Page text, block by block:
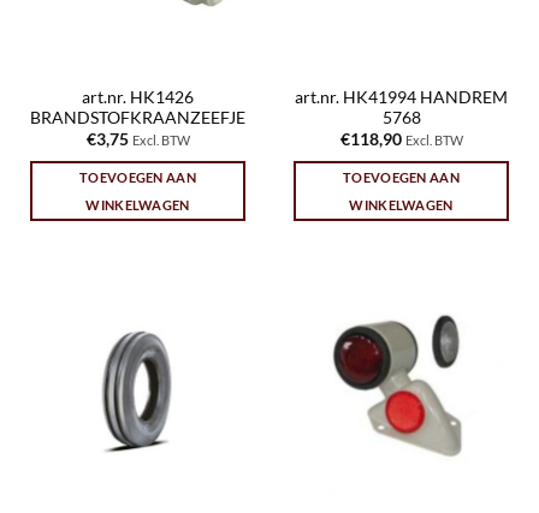
art.nr. HK1426
BRANDSTOFKRAANZEEFJE
€3,75 Excl. BTW
TOEVOEGEN AAN
WINKELWAGEN
art.nr. HK41994 HANDREM
5768
€118,90 Excl. BTW
TOEVOEGEN AAN
WINKELWAGEN